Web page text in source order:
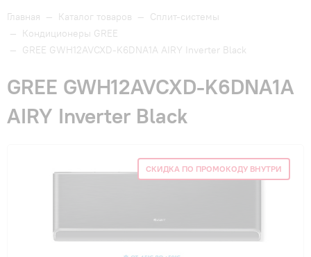
Как купить
Доставка и оплата
Гарантия и сервис
Акции
Главная — Каталог товаров — Сплит-системы
— Кондиционеры GREE
— GREE GWH12AVCXD-K6DNA1A AIRY Inverter Black
GREE GWH12AVCXD-K6DNA1A
AIRY Inverter Black
СКИДКА ПО ПРОМОКОДУ ВНУТРИ